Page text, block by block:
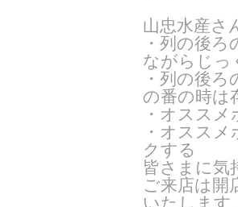
山忠水産さ
・列の後
ながらじっ
・列の後
の番の時は
・オスス
・オスス
クする
皆さまに気
ご来店は開
いたします